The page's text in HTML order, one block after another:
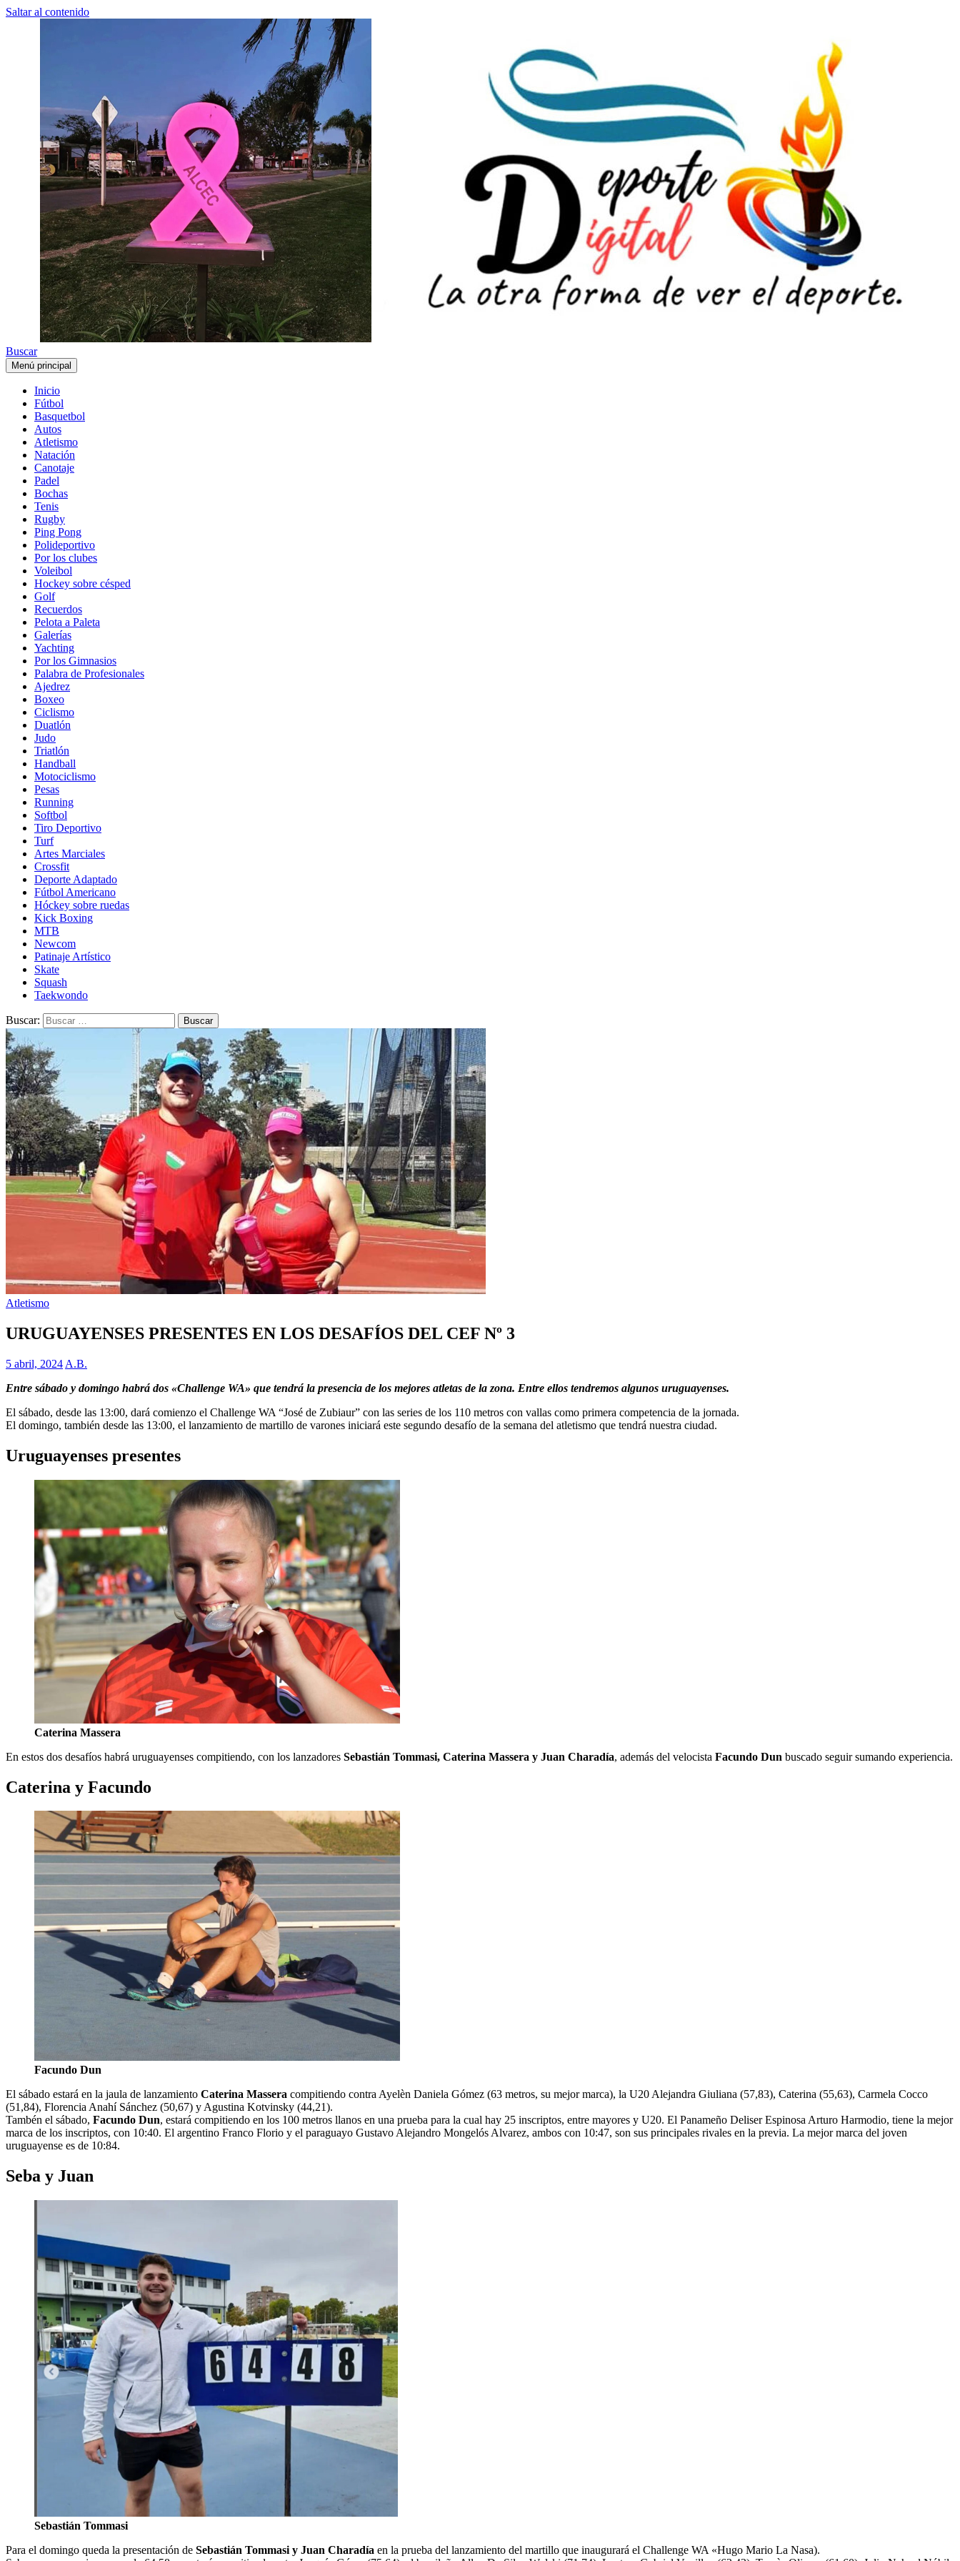
Saltar al contenido
Buscar
Menú principal
Inicio
Fútbol
Basquetbol
Autos
Atletismo
Natación
Canotaje
Padel
Bochas
Tenis
Rugby
Ping Pong
Polideportivo
Por los clubes
Voleibol
Hockey sobre césped
Golf
Recuerdos
Pelota a Paleta
Galerías
Yachting
Por los Gimnasios
Palabra de Profesionales
Ajedrez
Boxeo
Ciclismo
Duatlón
Judo
Triatlón
Handball
Motociclismo
Pesas
Running
Softbol
Tiro Deportivo
Turf
Artes Marciales
Crossfit
Deporte Adaptado
Fútbol Americano
Hóckey sobre ruedas
Kick Boxing
MTB
Newcom
Patinaje Artístico
Skate
Squash
Taekwondo
Buscar:
Atletismo
URUGUAYENSES PRESENTES EN LOS DESAFÍOS DEL CEF Nº 3
5 abril, 2024 A.B.
Entre sábado y domingo habrá dos «Challenge WA» que tendrá la presencia de los mejores atletas de la zona. Entre ellos tendremos algunos uruguayenses.
El sábado, desde las 13:00, dará comienzo el Challenge WA “José de Zubiaur” con las series de los 110 metros con vallas como primera competencia de la jornada.
El domingo, también desde las 13:00, el lanzamiento de martillo de varones iniciará este segundo desafío de la semana del atletismo que tendrá nuestra ciudad.
Uruguayenses presentes
Caterina Massera
En estos dos desafíos habrá uruguayenses compitiendo, con los lanzadores Sebastián Tommasi, Caterina Massera y Juan Charadía, además del velocista Facundo Dun buscado seguir sumando experiencia.
Caterina y Facundo
Facundo Dun
El sábado estará en la jaula de lanzamiento Caterina Massera compitiendo contra Ayelèn Daniela Gómez (63 metros, su mejor marca), la U20 Alejandra Giuliana (57,83), Caterina (55,63), Carmela Cocco
(51,84), Florencia Anahí Sánchez (50,67) y Agustina Kotvinsky (44,21).
Tambén el sábado, Facundo Dun, estará compitiendo en los 100 metros llanos en una prueba para la cual hay 25 inscriptos, entre mayores y U20. El Panameño Deliser Espinosa Arturo Harmodio, tiene la mejor
marca de los inscriptos, con 10:40. El argentino Franco Florio y el paraguayo Gustavo Alejandro Mongelós Alvarez, ambos con 10:47, son sus principales rivales en la previa. La mejor marca del joven
uruguayense es de 10:84.
Seba y Juan
Sebastián Tommasi
Para el domingo queda la presentación de Sebastián Tommasi y Juan Charadía en la prueba del lanzamiento del martillo que inaugurará el Challenge WA «Hugo Mario La Nasa).